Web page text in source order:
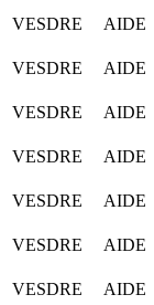
VESDRE
AIDE
VESDRE AIDE
VESDRE
AIDE
VESDRE
AIDE
VESDRE AIDE
VESDRE AIDE
VESDRE AIDE